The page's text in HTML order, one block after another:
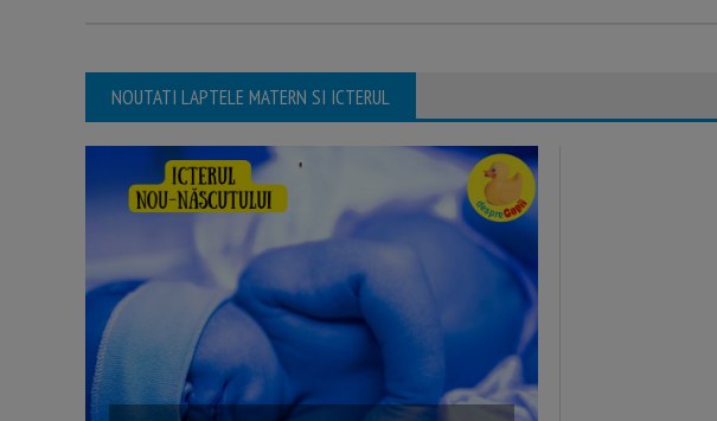
NOUTATI LAPTELE MATERN SI ICTERUL